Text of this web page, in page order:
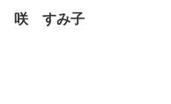
咲 すみ子